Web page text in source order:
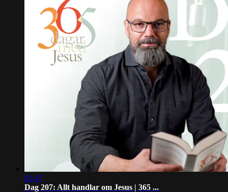
01:47
Dag 207: Allt handlar om Jesus | 365 ...